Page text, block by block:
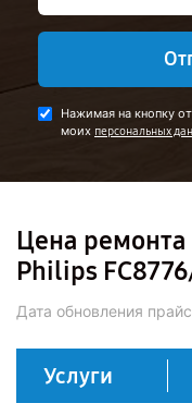
Нажимая на кнопку
моих персональных
Цена
Philips
Дата обновления
Услуги